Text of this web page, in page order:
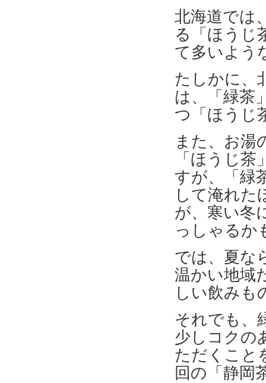
北海道では
る「ほうじ
て多いよう
たしかに、
は、「緑茶
つ「ほうじ
また、お湯
「ほうじ
すが、「緑
して淹れた
が、寒い冬
っしゃるか
では、夏な
温かい地域
しい飲みも
それでも、
少しコクの
ただくこと
回の「静岡